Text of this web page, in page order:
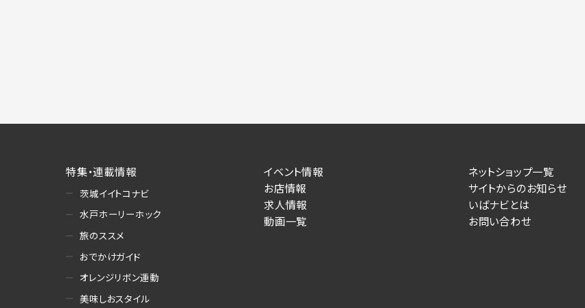
求人応募フォームより直接取得した氏名、住所、電話番号、メールアドレス、応募理由
・提供の手段又は方法
書面もしくは電磁的な方法（本サービスが提供する事業主専用の管理画面に表示）
(2)お客様がネット予約フォームより個人情報を送信した事業主（広告主）への提供
・提供の目的
お客様が予約申し込みを行った店舗によるお客様に対するサービス提供、およびその履行に伴うお客様
・提供する個人情報の項目
特集・連載情報
茨城イイトコナビ
水戸ホーリーホック
旅のススメ
おでかけガイド
オレンジリボン運動
美味しおスタイル
イベント情報
お店情報
求人情報
動画一覧
ネットショップ一覧
サイトからのお知らせ
いばナビとは
お問い合わせ